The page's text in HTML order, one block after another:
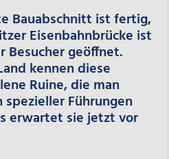
Bauabschnitt ist fertig,
Eisenbahnbrücke ist
Besucher geöffnet.
kennen diese
Ruine, die man
Führungen
erwartet sie jetzt vor